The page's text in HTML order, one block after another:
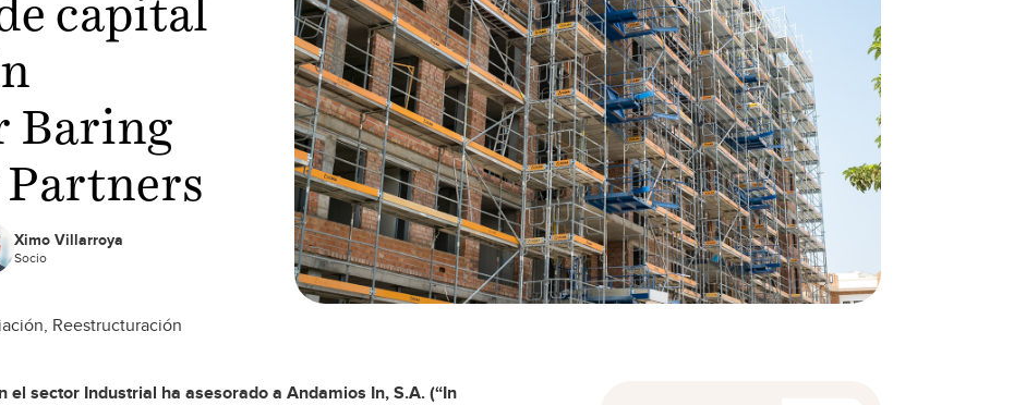
Baring
Ximo Villarroya
Socio
Reestructuración
el sector Industrial ha asesorado a Andamios In, S.A. (“In